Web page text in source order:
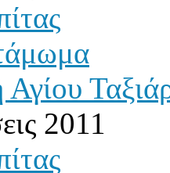
Αγίου
2011